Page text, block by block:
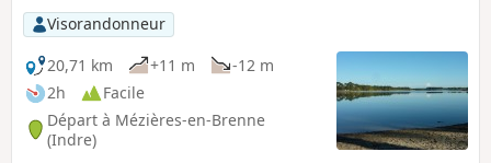
Visorandonneur
20,71 km
+11 m
-12 m
2h
Facile
Départ à Mézières-en-Brenne
(Indre)